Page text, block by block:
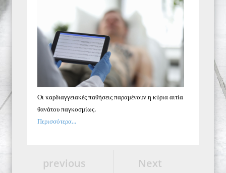
Οι καρδιαγγειακές παθήσεις παραμένουν η κύρια αιτία
θανάτου παγκοσμίως.
Περισσότερα...
Next
previous